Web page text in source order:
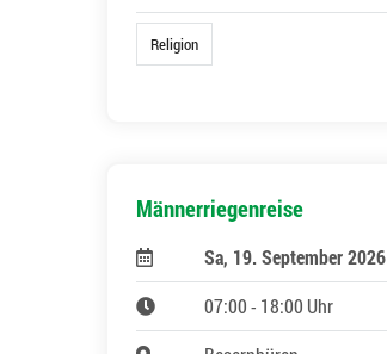
Religion
Männerriegenreise
Sa, 19. September 2026
07:00 - 18:00 Uhr